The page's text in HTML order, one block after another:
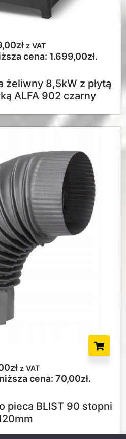
zł z VAT
cena: 1.699,00zł.
żeliwny 8,5kW z płytą
ALFA 902 czarny
zł z VAT
cena: 70,00zł.
pieca BLIST 90 stopni